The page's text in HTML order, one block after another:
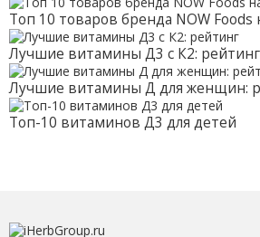
Топ 10 товаров бренда NOW Foods
Лучшие витамины Д3 с К2: рейтинг
Лучшие витамины Д для женщин:
Топ-10 витаминов Д3 для детей